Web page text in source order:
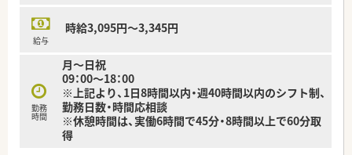
給与
時給3,095円～3,345円
勤務
時間
月～日祝
09：00～18：00
※上記より、1日8時間以内・週40時間以内のシフト制、
勤務日数・時間応相談
※休憩時間は、実働6時間で45分・8時間以上で60分取
得